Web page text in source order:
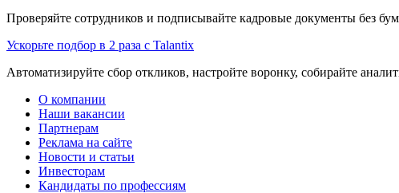
Проверяйте сотрудников и подписывайте кадровые документы без
Ускорьте подбор в 2 раза с Talantix
Автоматизируйте сбор откликов, настройте воронку, собирайте
О компании
Наши вакансии
Партнерам
Реклама на сайте
Новости и статьи
Инвесторам
Кандидаты по профессиям